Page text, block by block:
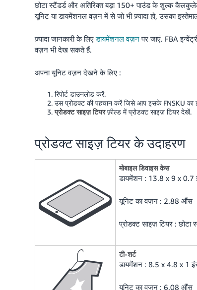
छोटा स्टैंडर्ड और अतिरिक्त बड़ा 150+ पाउंड के शुल्क
यूनिट या डायमेंशनल वज़न में से जो भी ज़्यादा हो, उसका
ज़्यादा जानकारी के लिएडायमेंशनल वज़नपर जाएं. FBA
वज़न भी देख सकते हैं.
अपना यूनिट वज़न देखने के लिए :
रिपोर्ट डाउनलोड करें.
उस प्रोडक्ट की पहचान करें जिसे आप इसके FNSKU का
प्रोडक्ट साइज़ टियरफ़ील्ड में प्रोडक्ट साइज़ टियर देखें.
प्रोडक्ट साइज़ टियर के उदाहरण
मोबाइल डिवाइस केस
डायमेंशन : 13.8 x 9 x 0.7
यूनिट का वज़न : 2.88 औंस
प्रोडक्ट साइज़ टियर : छोटा
टी-शर्ट
डायमेंशन : 8.5 x 4.8 x 1
यूनिट का वज़न : 6.08 औंस